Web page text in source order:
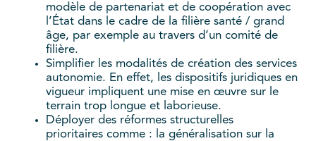
modèle de partenariat et de coopération avec
l’État dans le cadre de la filière santé / grand
âge, par exemple au travers d’un comité de
filière.
Simplifier les modalités de création des services
autonomie. En effet, les dispositifs juridiques en
vigueur impliquent une mise en œuvre sur le
terrain trop longue et laborieuse.
Déployer des réformes structurelles
prioritaires comme : la généralisation sur la